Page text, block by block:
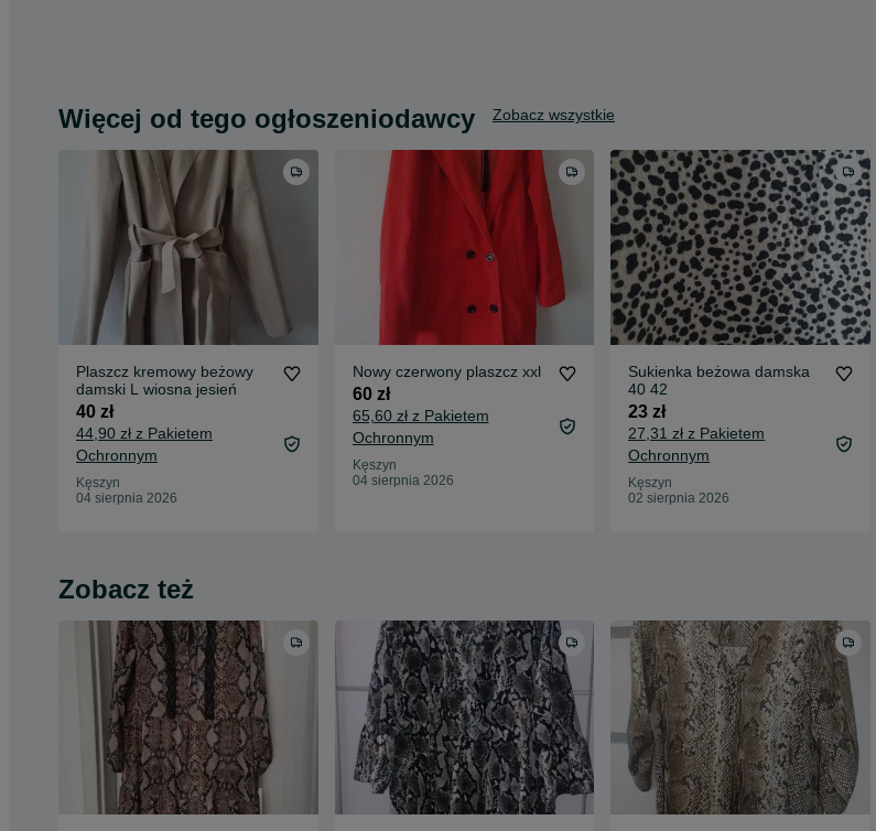
Więcej od tego ogłoszeniodawcy Zobacz wszystkie
Plaszcz kremowy beżowy
damski L wiosna jesień
40 zł
44,90 zł z Pakietem
Ochronnym
Kęszyn
04 sierpnia 2026
Nowy czerwony plaszcz xxl
60 zł
65,60 zł z Pakietem
Ochronnym
Kęszyn
04 sierpnia 2026
Sukienka beżowa damska
40 42
23 zł
27,31 zł z Pakietem
Ochronnym
Kęszyn
02 sierpnia 2026
Zobacz też